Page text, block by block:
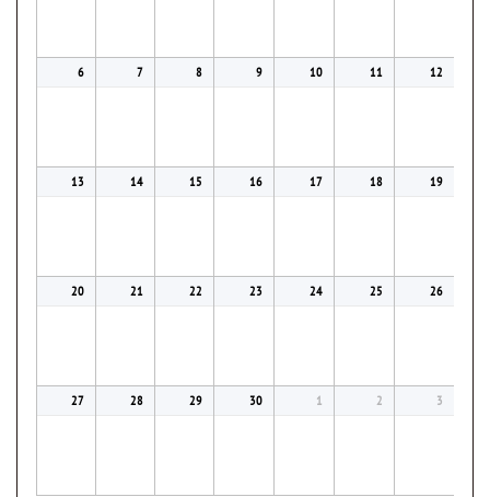
6 7 8 9 10 11 12
13 14 15 16 17 18 19
20 21 22 23 24 25 26
27 28 29 30 1 2 3